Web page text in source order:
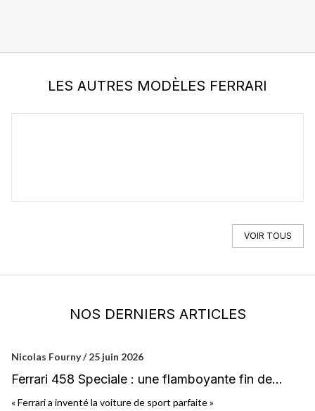
LES AUTRES MODÈLES FERRARI
VOIR TOUS
NOS DERNIERS ARTICLES
Nicolas Fourny / 25 juin 2026
Ferrari 458 Speciale : une flamboyante fin de
partie
« Ferrari a inventé la voiture de sport parfaite »